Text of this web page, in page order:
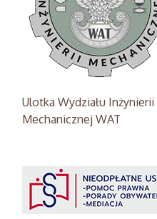
Ulotka Wydziału Inżynierii
Mechanicznej WAT